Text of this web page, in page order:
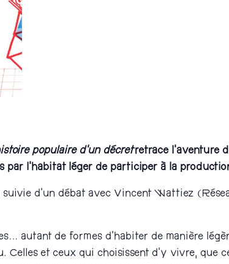
populaire d’un décret retrace l’aventure
par l’habitat léger de participer à la
d’un débat avec Vincent Wattiez
autant de formes d’habiter de manière
Celles et ceux qui choisissent d’y vivre, que